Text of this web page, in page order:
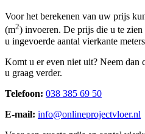
Voor het berekenen van uw prijs
(m2) invoeren. De prijs die u te
u ingevoerde aantal vierkante
Komt u er even niet uit? Neem dan
u graag verder.
Telefoon: 038 385 69 50
E-mail: info@onlineprojectvloer.nl